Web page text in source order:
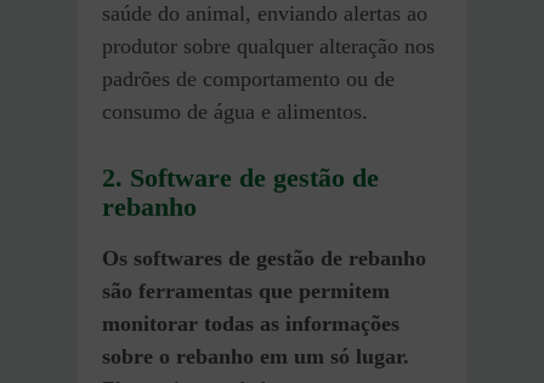
saúde do animal, enviando alertas ao
produtor sobre qualquer alteração nos
padrões de comportamento ou de
consumo de água e alimentos.
2. Software de gestão de
rebanho
Os softwares de gestão de rebanho
são ferramentas que permitem
monitorar todas as informações
sobre o rebanho em um só lugar.